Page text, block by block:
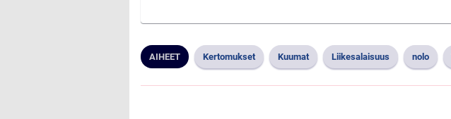
AIHEET Kertomukset Kuumat Liikesalaisuus nolo